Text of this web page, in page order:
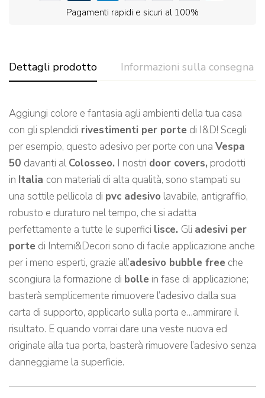
Pagamenti rapidi e sicuri al 100%
Dettagli prodotto Informazioni sulla consegna
Aggiungi colore e fantasia agli ambienti della tua casa
con gli splendidi rivestimenti per porte di I&D! Scegli
per esempio, questo adesivo per porte con una Vespa
50 davanti alColosseo. I nostri door covers, prodotti
in Italia con materiali di alta qualità, sono stampati su
una sottile pellicola di pvc adesivo lavabile, antigraffio,
robusto e duraturo nel tempo, che si adatta
perfettamente a tutte le superfici lisce. Gli adesivi per
porte di Interni&Decori sono di facile applicazione anche
per i meno esperti, grazie all’adesivo bubble free che
scongiura la formazione di bolle in fase di applicazione;
basterà semplicemente rimuovere l’adesivo dalla sua
carta di supporto, applicarlo sulla porta e…ammirare il
risultato. E quando vorrai dare una veste nuova ed
originale alla tua porta, basterà rimuovere l’adesivo senza
danneggiarne la superficie.